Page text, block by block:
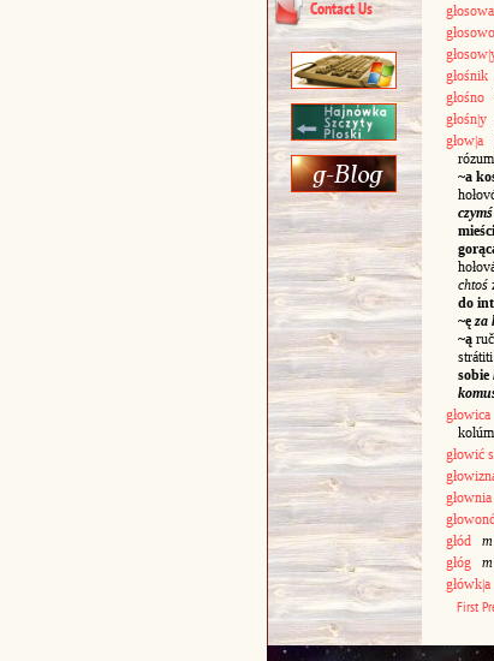
Contact Us
głosowo
głośnik
głośno
głośn|y
głow|a
~a
czymś
chtoś
do
~ę za
~ą
sobie
głowica
głowić
głownia
głód
m
głóg
główk|a
First